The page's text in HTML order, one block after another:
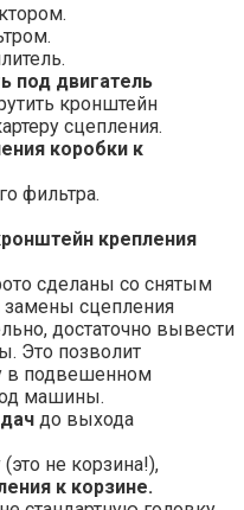
под двигатель
кронштейн
сцепления.
коробки к
фильтра.
крепления
сделаны со снятым
сцепления
достаточно вывести
Это позволит
в подвешенном
машины.
до выхода
не корзина!),
к корзине.